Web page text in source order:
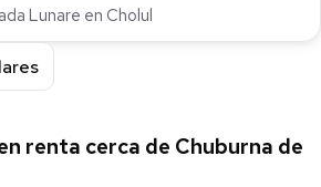
Lunare en Cholul
renta cerca de Chuburna de